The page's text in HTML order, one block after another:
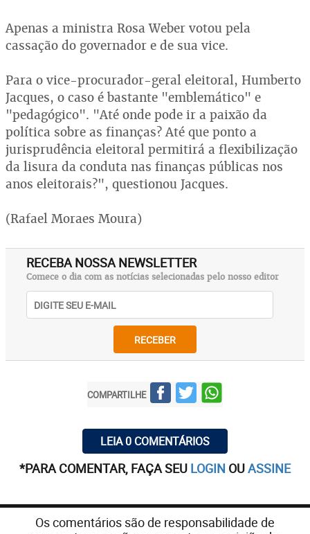
Apenas a ministra Rosa Weber votou pela
cassação do governador e de sua vice.
Para o vice-procurador-geral eleitoral, Humberto
Jacques, o caso é bastante "emblemático" e
"pedagógico". "Até onde pode ir a paixão da
política sobre as finanças? Até que ponto a
jurisprudência eleitoral permitirá a flexibilização
da lisura da conduta nas finanças públicas nos
anos eleitorais?", questionou Jacques.
(Rafael Moraes Moura)
RECEBA NOSSA NEWSLETTER
Comece o dia com as notícias selecionadas pelo nosso editor
RECEBER
COMPARTILHE
LEIA 0 COMENTÁRIOS
*PARA COMENTAR, FAÇA SEU LOGIN OUASSINE
Os comentários são de responsabilidade de